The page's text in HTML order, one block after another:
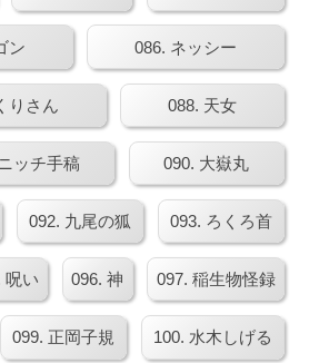
ン 086. ネッシー
りさん 088. 天女
ッチ手稿 090. 大嶽丸
092. 九尾の狐 093. ろくろ首
呪い 096. 神 097. 稲生物怪録
099. 正岡子規 100. 水木しげる